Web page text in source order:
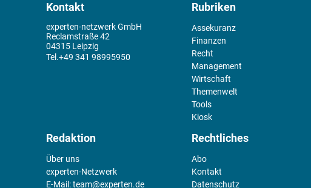
Kontakt
experten-netzwerk GmbH
Reclamstraße 42
04315 Leipzig
+49 341 98995950
Rubriken
Assekuranz
Finanzen
Recht
Management
Wirtschaft
Themenwelt
Tools
Kiosk
Redaktion
Über uns
experten-Netzwerk
E-Mail:team@experten.de
Rechtliches
Abo
Kontakt
Datenschutz